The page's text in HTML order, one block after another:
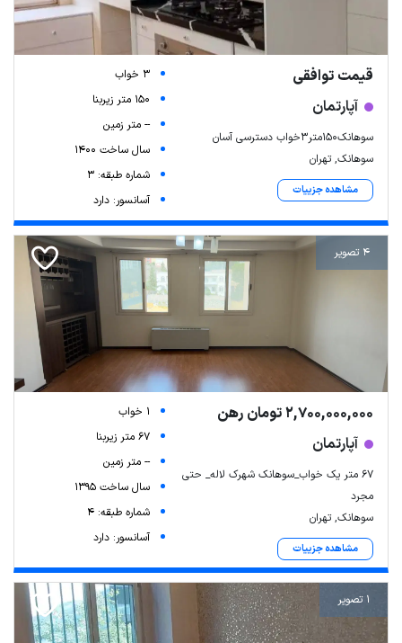
قیمت توافقی
آپارتمان
سوهانک۱۵۰متر۳خواب دسترسی آسان
سوهانک, تهران
مشاهده جزییات
3 خواب
150 متر زیربنا
-- متر زمین
سال ساخت 1400
شماره طبقه: 3
آسانسور: دارد
4 تصویر
2,700,000,000 تومان رهن
آپارتمان
۶۷ متر یک خواب_سوهانک شهرک لاله_ حتی
مجرد
سوهانک, تهران
مشاهده جزییات
1 خواب
67 متر زیربنا
-- متر زمین
سال ساخت 1395
شماره طبقه: 4
آسانسور: دارد
1 تصویر